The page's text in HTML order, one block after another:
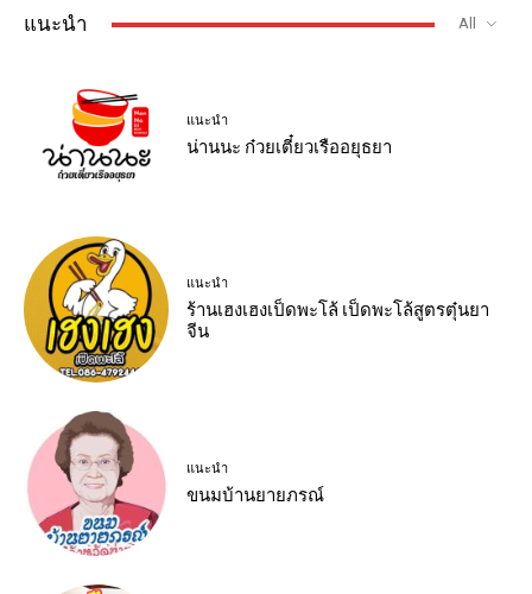
แนะนำ All
แนะนำ
น่านนะ ก๋วยเตี๋ยวเรืออยุธยา
แนะนำ
ร้านเฮงเฮงเป็ดพะโล้ เป็ดพะโล้สูตรตุ๋นยา
จีน
แนะนำ
ขนมบ้านยายภรณ์